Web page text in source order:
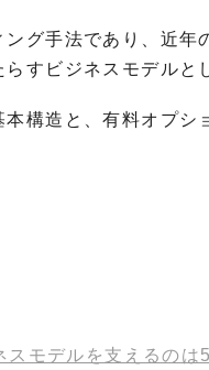
グ手法であり、近
すビジネスモデルと
構造と、有料オプシ
スモデルを支えるのは